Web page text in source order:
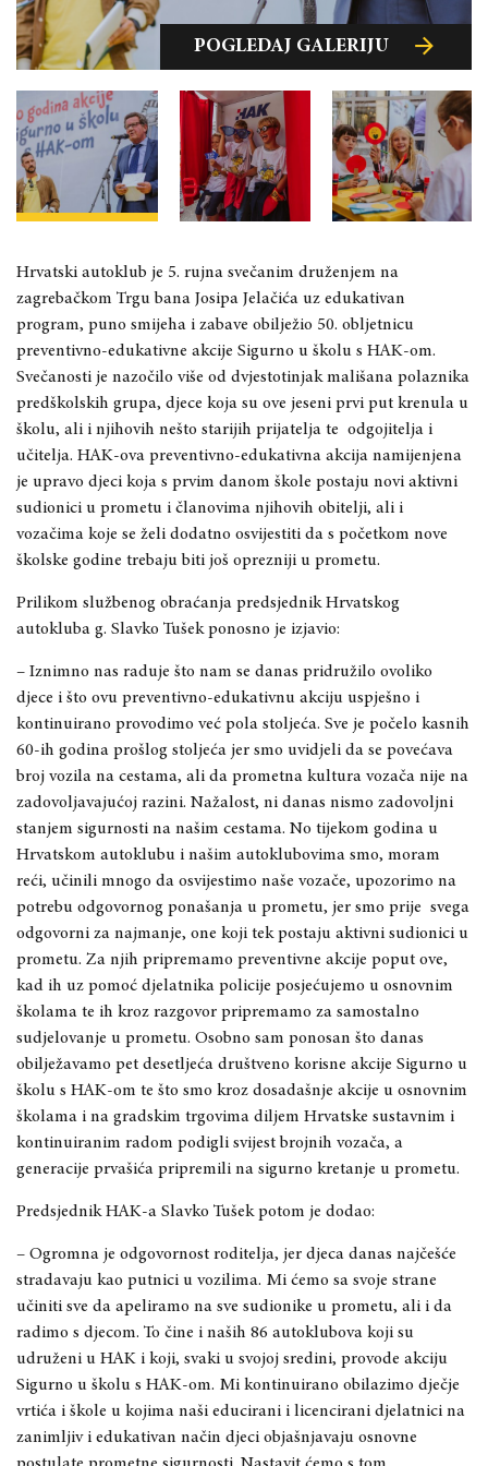
POGLEDAJ GALERIJU
POGLEDAJ GALERIJU
POGLEDAJ GALERIJU
Hrvatski autoklub je 5. rujna svečanim druženjem na
zagrebačkom Trgu bana Josipa Jelačića uz edukativan
program, puno smijeha i zabave obilježio 50. obljetnicu
preventivno-edukativne akcije Sigurno u školu s HAK-om.
Svečanosti je nazočilo više od dvjestotinjak mališana polaznika
predškolskih grupa, djece koja su ove jeseni prvi put krenula u
školu, ali i njihovih nešto starijih prijatelja te odgojitelja i
učitelja. HAK-ova preventivno-edukativna akcija namijenjena
je upravo djeci koja s prvim danom škole postaju novi aktivni
sudionici u prometu i članovima njihovih obitelji, ali i
vozačima koje se želi dodatno osvijestiti da s početkom nove
školske godine trebaju biti još oprezniji u prometu.
Prilikom službenog obraćanja predsjednik Hrvatskog
autokluba g. Slavko Tušek ponosno je izjavio:
– Iznimno nas raduje što nam se danas pridružilo ovoliko
djece i što ovu preventivno-edukativnu akciju uspješno i
kontinuirano provodimo već pola stoljeća. Sve je počelo kasnih
60-ih godina prošlog stoljeća jer smo uvidjeli da se povećava
broj vozila na cestama, ali da prometna kultura vozača nije na
zadovoljavajućoj razini. Nažalost, ni danas nismo zadovoljni
stanjem sigurnosti na našim cestama. No tijekom godina u
Hrvatskom autoklubu i našim autoklubovima smo, moram
reći, učinili mnogo da osvijestimo naše vozače, upozorimo na
potrebu odgovornog ponašanja u prometu, jer smo prije svega
odgovorni za najmanje, one koji tek postaju aktivni sudionici u
prometu. Za njih pripremamo preventivne akcije poput ove,
kad ih uz pomoć djelatnika policije posjećujemo u osnovnim
školama te ih kroz razgovor pripremamo za samostalno
sudjelovanje u prometu. Osobno sam ponosan što danas
obilježavamo pet desetljeća društveno korisne akcije Sigurno u
školu s HAK-om te što smo kroz dosadašnje akcije u osnovnim
školama i na gradskim trgovima diljem Hrvatske sustavnim i
kontinuiranim radom podigli svijest brojnih vozača, a
generacije prvašića pripremili na sigurno kretanje u prometu.
Predsjednik HAK-a Slavko Tušek potom je dodao:
– Ogromna je odgovornost roditelja, jer djeca danas najčešće
stradavaju kao putnici u vozilima. Mi ćemo sa svoje strane
učiniti sve da apeliramo na sve sudionike u prometu, ali i da
radimo s djecom. To čine i naših 86 autoklubova koji su
udruženi u HAK i koji, svaki u svojoj sredini, provode akciju
Sigurno u školu s HAK-om. Mi kontinuirano obilazimo dječje
vrtića i škole u kojima naši educirani i licencirani djelatnici na
zanimljiv i edukativan način djeci objašnjavaju osnovne